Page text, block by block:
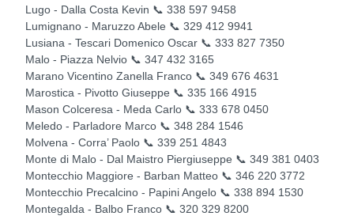
Lugo - Dalla Costa Kevin 📞 338 597 9458
Lumignano - Maruzzo Abele 📞 329 412 9941
Lusiana - Tescari Domenico Oscar 📞 333 827 7350
Malo - Piazza Nelvio 📞 347 432 3165
Marano Vicentino Zanella Franco 📞 349 676 4631
Marostica - Pivotto Giuseppe 📞 335 166 4915
Mason Colceresa - Meda Carlo 📞 333 678 0450
Meledo - Parladore Marco 📞 348 284 1546
Molvena - Corra’ Paolo 📞 339 251 4843
Monte di Malo - Dal Maistro Piergiuseppe 📞 349 381 0403
Montecchio Maggiore - Barban Matteo 📞 346 220 3772
Montecchio Precalcino - Papini Angelo 📞 338 894 1530
Montegalda - Balbo Franco 📞 320 329 8200